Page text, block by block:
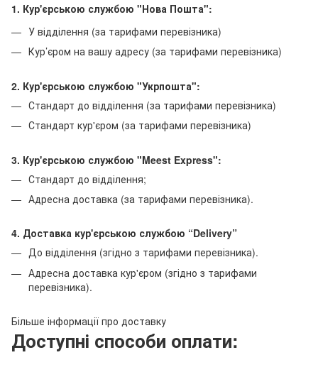
1. Кур'єрською службою "Нова Пошта":
У відділення (за тарифами перевізника)
Кур’єром на вашу адресу (за тарифами перевізника)
2. Кур'єрською службою "Укрпошта":
Стандарт до відділення (за тарифами перевізника)
Стандарт кур'єром (за тарифами перевізника)
3. Кур'єрською службою "Meest Express":
Стандарт до відділення;
Адресна доставка (за тарифами перевізника).
4. Доставка кур'єрською службою “Delivery”
До відділення (згідно з тарифами перевізника).
Адресна доставка кур'єром (згідно з тарифами
перевізника).
Більше інформації про доставку
Доступні способи оплати: